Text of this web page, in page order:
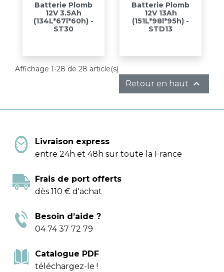
Batterie Plomb
12V 3.5Ah
(134L*67l*60h) -
ST30
Batterie Plomb
12V 13Ah
(151L*98l*95h) -
STD13
Affichage 1-28 de 28 article(s)
Retour en haut 
Livraison express
entre 24h et 48h sur toute la France
Frais de port offerts
dès 110 € d'achat
Besoin d’aide ?
04 74 37 72 79
Catalogue PDF
téléchargez-le !